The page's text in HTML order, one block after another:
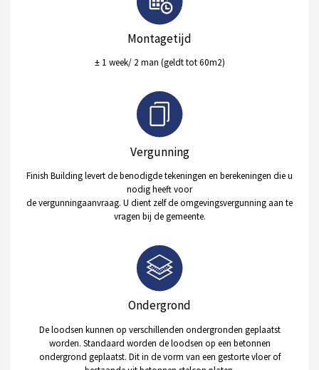
Montagetijd
± 1 week/ 2 man (geldt tot 60m2)
Vergunning
Finish Building levert de benodigde tekeningen en berekeningen die u
nodig heeft voor
de vergunningaanvraag. U dient zelf de omgevingsvergunning aan te
vragen bij de gemeente.
Ondergrond
De loodsen kunnen op verschillenden ondergronden geplaatst
worden. Standaard worden de loodsen op een betonnen
ondergrond geplaatst. Dit in de vorm van een gestorte vloer of